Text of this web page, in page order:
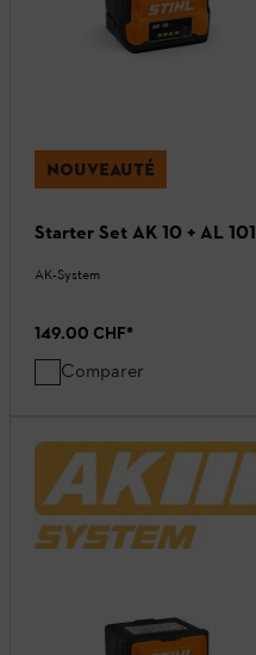
NOUVEAUTÉ
Starter Set AK 10 + AL 101
AK-System
149.00 CHF*
Comparer